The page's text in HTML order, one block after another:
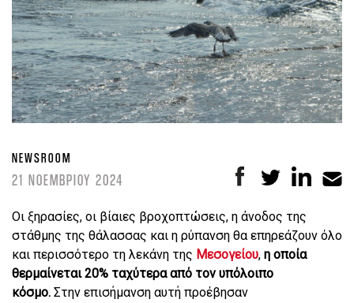
NEWSROOM
21 ΝΟΕΜΒΡΙΟΥ 2024
Οι ξηρασίες, οι βίαιες βροχοπτώσεις, η άνοδος της
στάθμης της θάλασσας και η ρύπανση θα επηρεάζουν όλο
και περισσότερο τη λεκάνη της Μεσογείου, η οποία
θερμαίνεται 20% ταχύτερα από τον υπόλοιπο
κόσμο. Στην επισήμανση αυτή προέβησαν